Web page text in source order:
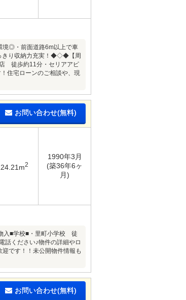
◎・前面道路6m以上で車
きり収納力充実！◆◇◆【周
徒歩約11分・セリアアピ
住宅ローンのご相談や、現
お問い合わせ(無料)
2
1990年3月
(築36年6ヶ
月)
入■学校■・里町小学校 徒
ください♪物件の詳細やロ
です！！未公開物件情報も
お問い合わせ(無料)